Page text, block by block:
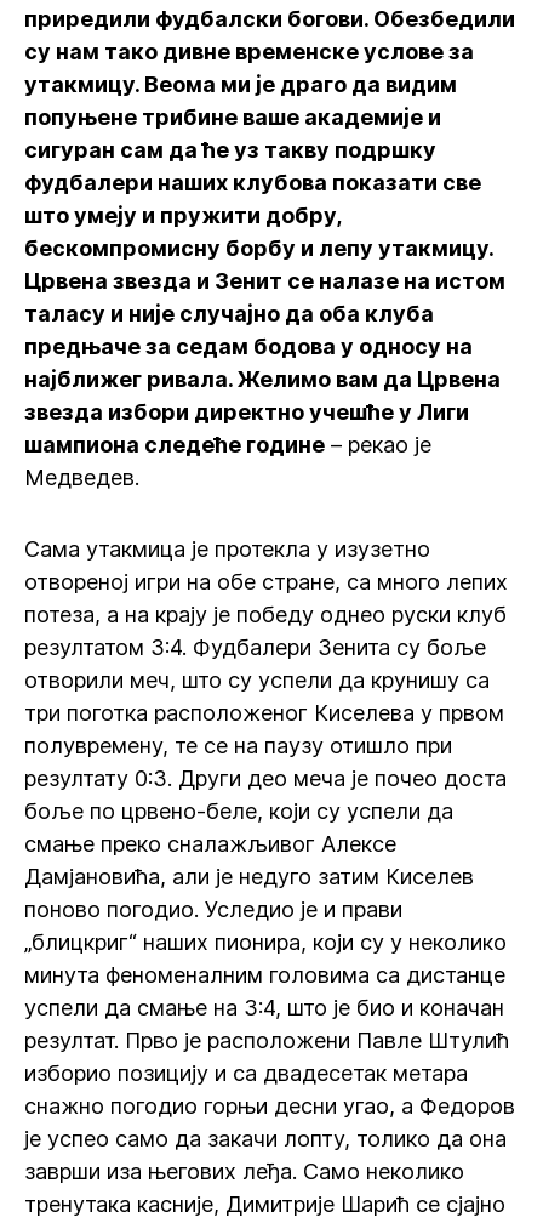
приредили фудбалски богови. Обезбедили
су нам тако дивне временске услове за
утакмицу. Веома ми је драго да видим
попуњене трибине ваше академије и
сигуран сам да ће уз такву подршку
фудбалери наших клубова показати све
што умеју и пружити добру,
бескомпромисну борбу и лепу утакмицу.
Црвена звезда и Зенит се налазе на истом
таласу и није случајно да оба клуба
предњаче за седам бодова у односу на
најближег ривала. Желимо вам да Црвена
звезда избори директно учешће у Лиги
шампиона следеће године – рекао је
Медведев.
Сама утакмица је протекла у изузетно
отвореној игри на обе стране, са много лепих
потеза, а на крају је победу однео руски клуб
резултатом 3:4. Фудбалери Зенита су боље
отворили меч, што су успели да крунишу са
три поготка расположеног Киселева у првом
полувремену, те се на паузу отишло при
резултату 0:3. Други део меча је почео доста
боље по црвено-беле, који су успели да
смање преко сналажљивог Алексе
Дамјановића, али је недуго затим Киселев
поново погодио. Уследио је и прави
„блицкриг“ наших пионира, који су у неколико
минута феноменалним головима са дистанце
успели да смање на 3:4, што је био и коначан
резултат. Прво је расположени Павле Штулић
изборио позицију и са двадесетак метара
снажно погодио горњи десни угао, а Федоров
је успео само да закачи лопту, толико да она
заврши иза његових леђа. Само неколико
тренутака касније, Димитрије Шарић се сјајно